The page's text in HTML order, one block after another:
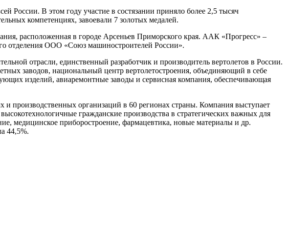
России. В этом году участие в состязании приняло более 2,5 тысяч
компетенциях, завоевали 7 золотых медалей.
расположенная в городе Арсеньев Приморского края. ААК «Прогресс» –
отделения ООО «Союз машиностроителей России».
отрасли, единственный разработчик и производитель вертолетов в России.
заводов, национальный центр вертолетостроения, объединяющий в себе
изделий, авиаремонтные заводы и сервисная компания, обеспечивающая
производственных организаций в 60 регионах страны. Компания выступает
гражданские производства в стратегических важных для
медицинское приборостроение, фармацевтика, новые материалы и др.
44,5%.